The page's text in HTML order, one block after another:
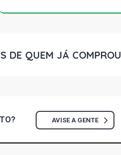
DE QUEM JÁ COMPROU
AVISE A GENTE